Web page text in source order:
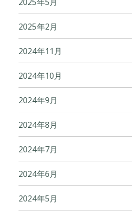
2025年2月
2024年11月
2024年10月
2024年9月
2024年8月
2024年7月
2024年6月
2024年5月